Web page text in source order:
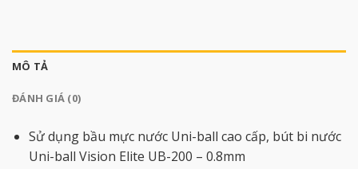
MÔ TẢ
ĐÁNH GIÁ (0)
Sử dụng bầu mực nước Uni-ball cao cấp, bút bi nước
Uni-ball Vision Elite UB-200 – 0.8mm